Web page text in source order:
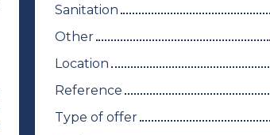
Sanitation
Other
Location
Reference
Type of offer